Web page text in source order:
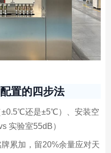
置的四步法
±0.5℃还是±5℃）、安装空
实验室55dB）
累加，留20%余量应对天